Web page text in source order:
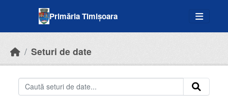
Primăria Timișoara
Seturi de date